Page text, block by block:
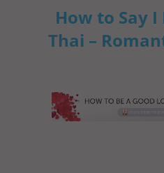
How to Say
Thai –